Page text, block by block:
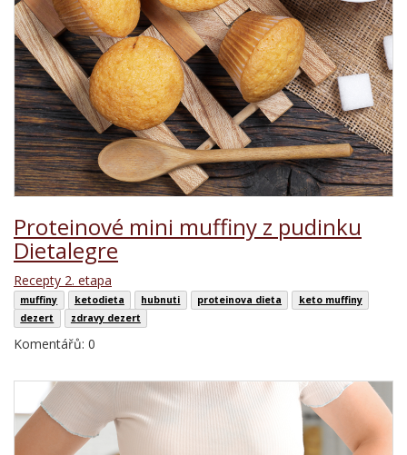
Proteinové mini muffiny z pudinku
Dietalegre
Recepty 2. etapa
muffiny ketodieta hubnuti proteinova dieta
keto muffiny
dezert
zdravy dezert
Komentářů: 0